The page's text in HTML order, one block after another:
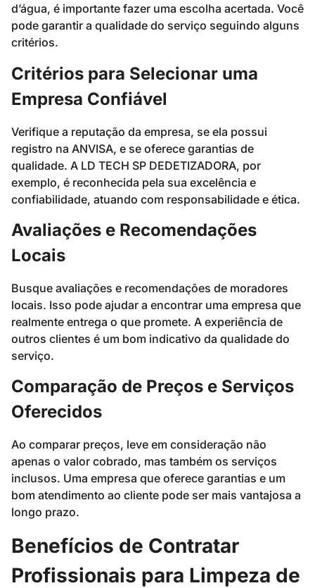
d’água, é importante fazer uma escolha acertada. Você
pode garantir a qualidade do serviço seguindo alguns
critérios.
Critérios para Selecionar uma
Empresa Confiável
Verifique a reputação da empresa, se ela possui
registro na ANVISA, e se oferece garantias de
qualidade. A LD TECH SP DEDETIZADORA, por
exemplo, é reconhecida pela sua excelência e
confiabilidade, atuando com responsabilidade e ética.
Avaliações e Recomendações
Locais
Busque avaliações e recomendações de moradores
locais. Isso pode ajudar a encontrar uma empresa que
realmente entrega o que promete. A experiência de
outros clientes é um bom indicativo da qualidade do
serviço.
Comparação de Preços e Serviços
Oferecidos
Ao comparar preços, leve em consideração não
apenas o valor cobrado, mas também os serviços
inclusos. Uma empresa que oferece garantias e um
bom atendimento ao cliente pode ser mais vantajosa a
longo prazo.
Benefícios de Contratar
Profissionais para Limpeza de